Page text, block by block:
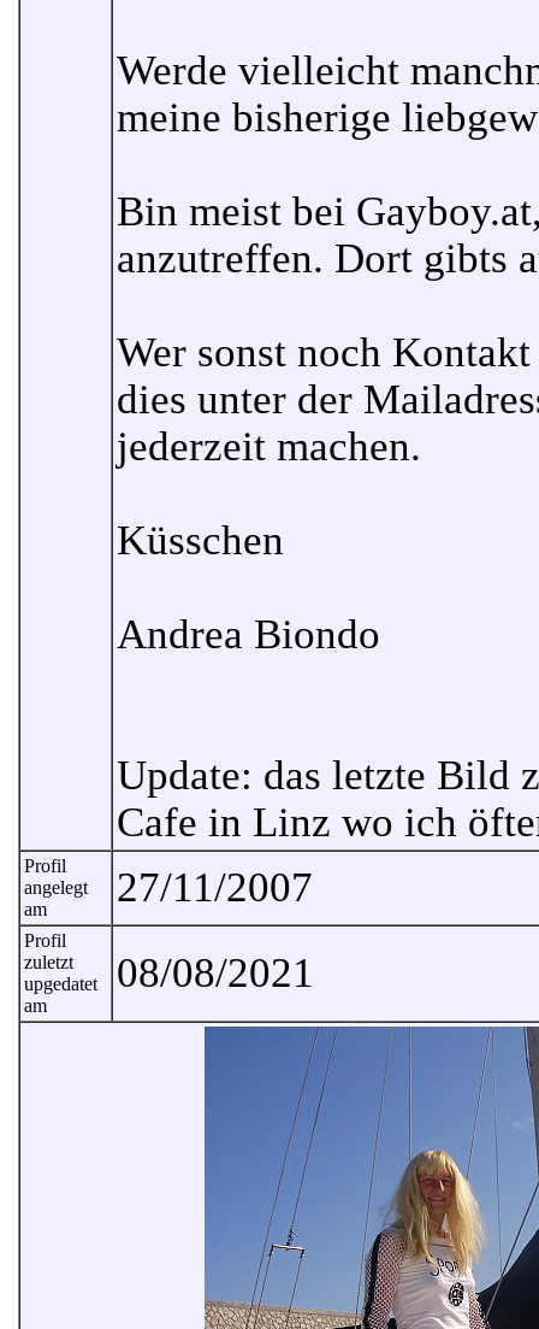
Werde vielleicht
meine bisherige
Bin meist bei
anzutreffen. Dort gibts
Wer sonst noch
dies unter der
jederzeit machen.
Küsschen
Andrea Biondo
Update: das letzte Bild
Cafe in Linz wo ich
Profil
angelegt
am
27/11/2007
Profil
zuletzt
upgedatet
am
08/08/2021